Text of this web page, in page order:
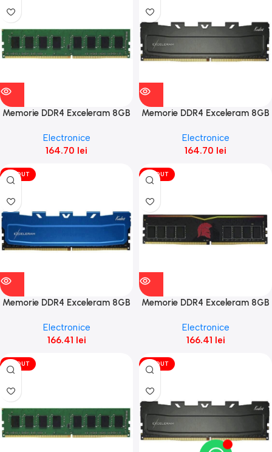
Memorie DDR4 Exceleram 8GB
Electronice
164.70 lei
Memorie DDR4 Exceleram 8GB
Electronice
164.70 lei
VÎNDUT
Memorie DDR4 Exceleram 8GB
Electronice
166.41 lei
VÎNDUT
Memorie DDR4 Exceleram 8GB
Electronice
166.41 lei
VÎNDUT VÎNDUT